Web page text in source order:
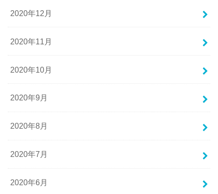
2020年12月
2020年11月
2020年10月
2020年9月
2020年8月
2020年7月
2020年6月